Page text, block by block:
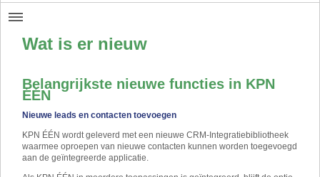
Wat is er nieuw
Belangrijkste nieuwe functies in KPN
ÉÉN
Nieuwe leads en contacten toevoegen
KPN ÉÉN wordt geleverd met een nieuwe CRM-Integratiebibliotheek
waarmee oproepen van nieuwe contacten kunnen worden toegevoegd
aan de geïntegreerde applicatie.